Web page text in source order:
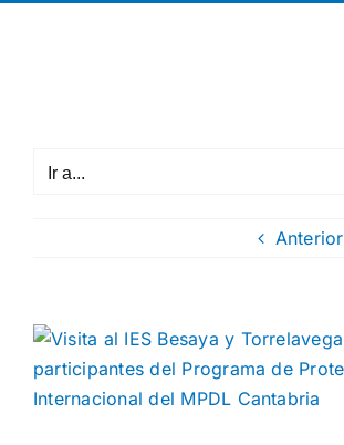
Ir a...
Anterior
Ver
imagen
más